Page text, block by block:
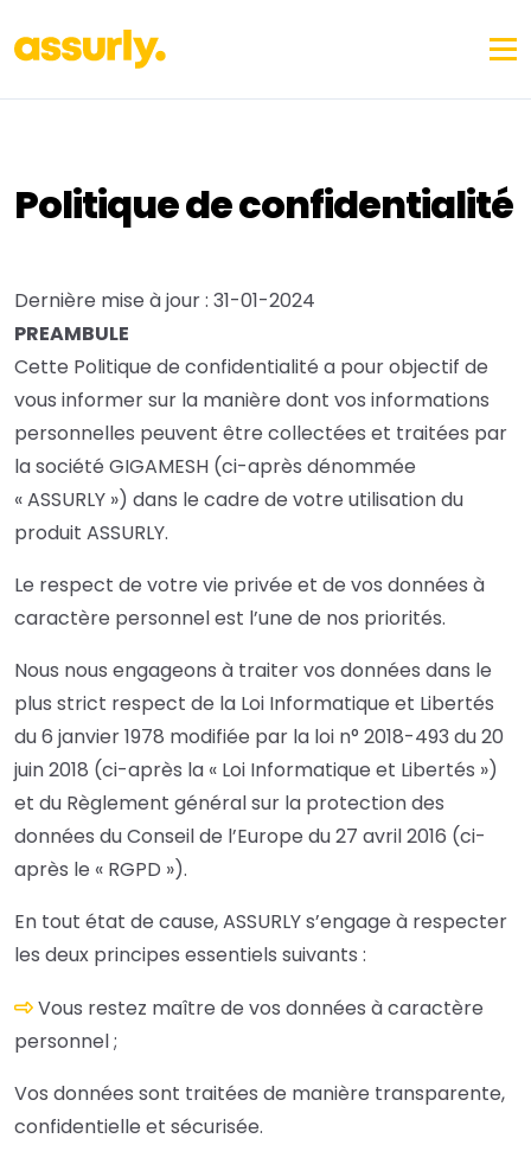
Politique de confidentialité
Dernière mise à jour : 31-01-2024
PREAMBULE
Cette Politique de confidentialité a pour objectif de
vous informer sur la manière dont vos informations
personnelles peuvent être collectées et traitées par
la société GIGAMESH (ci-après dénommée
« ASSURLY ») dans le cadre de votre utilisation du
produit ASSURLY.
Le respect de votre vie privée et de vos données à
caractère personnel est l’une de nos priorités.
Nous nous engageons à traiter vos données dans le
plus strict respect de la Loi Informatique et Libertés
du 6 janvier 1978 modifiée par la loi n° 2018-493 du 20
juin 2018 (ci-après la « Loi Informatique et Libertés »)
et du Règlement général sur la protection des
données du Conseil de l’Europe du 27 avril 2016 (ci-
après le « RGPD »).
En tout état de cause, ASSURLY s’engage à respecter
les deux principes essentiels suivants :
Vous restez maître de vos données à caractère
personnel ;
Vos données sont traitées de manière transparente,
confidentielle et sécurisée.